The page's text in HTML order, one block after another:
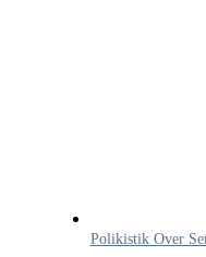
Polikistik Over